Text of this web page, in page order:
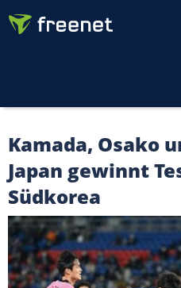
Kamada, Osako
Japan gewinnt
Südkorea